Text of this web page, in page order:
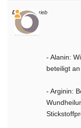
Daniel schrieb
- Alanin:
beteiligt
- Arginin: